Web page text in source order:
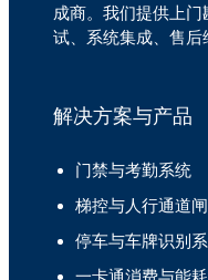
成商。我们提供上
试、系统集成、售后
解决方案与产品
门禁与考勤系统
梯控与人行通道
停车与车牌识别
一卡通消费与能